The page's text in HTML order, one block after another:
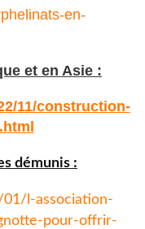
en-
et en Asie :
11/construction-
démunis :
01/l-association-
pour-offrir-